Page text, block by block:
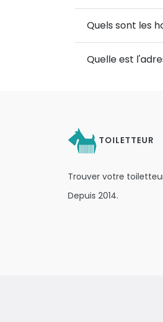
Quels sont les
Quelle est
TOILETTEUR
Trouver votre
Depuis 2014.